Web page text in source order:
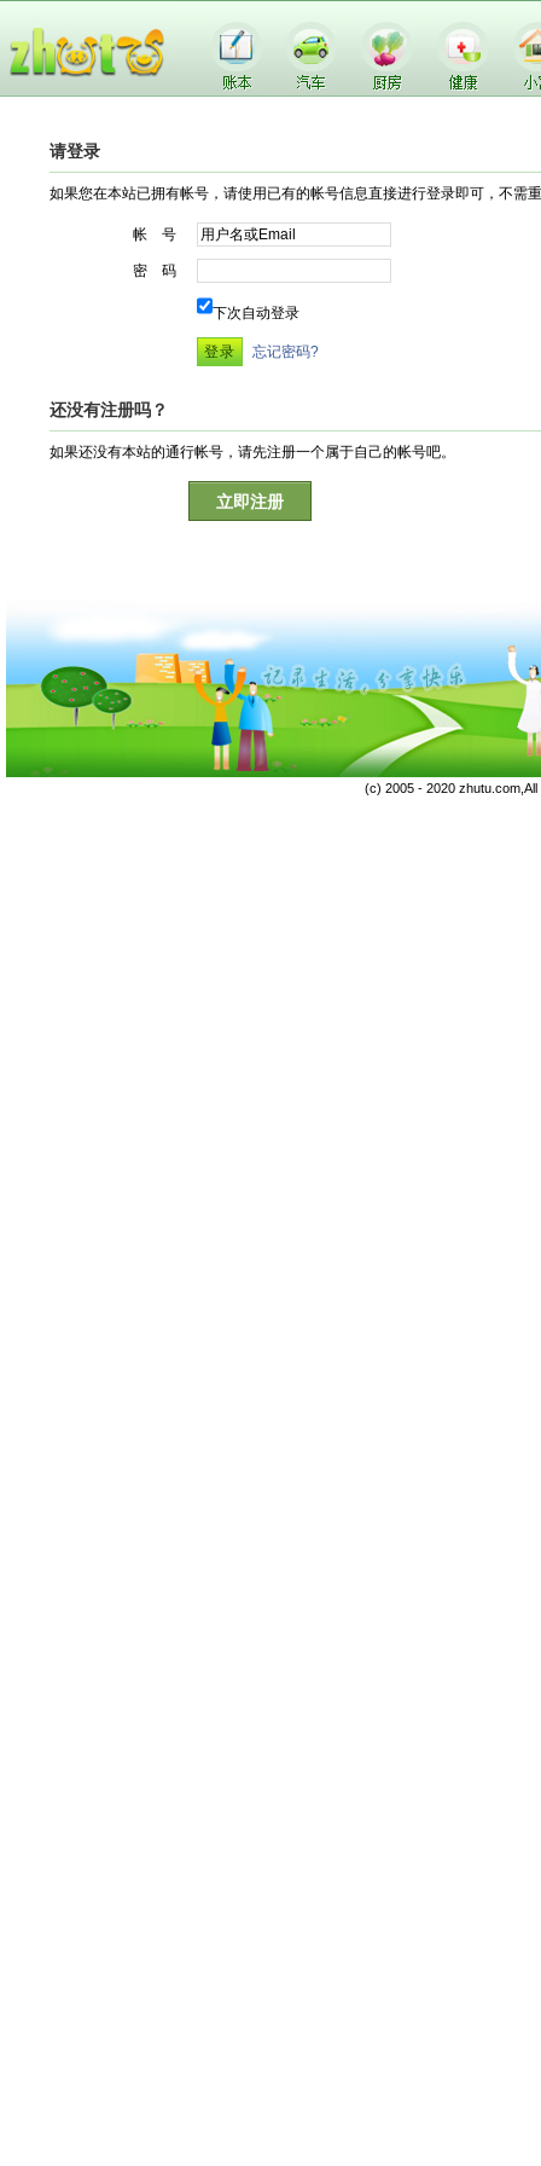
请登录
如果您在本站已拥有帐号，请使用已有的帐号信息直接进行登录即可，不需
帐 号
密 码
下次自动登录
忘记密码?
还没有注册吗？
如果还没有本站的通行帐号，请先注册一个属于自己的帐号吧。
立即注册
(c) 2005 - 2020